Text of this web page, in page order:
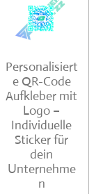
Personalisiert
e QR-Code
Aufkleber mit
Logo –
Individuelle
Sticker für
dein
Unternehme
n